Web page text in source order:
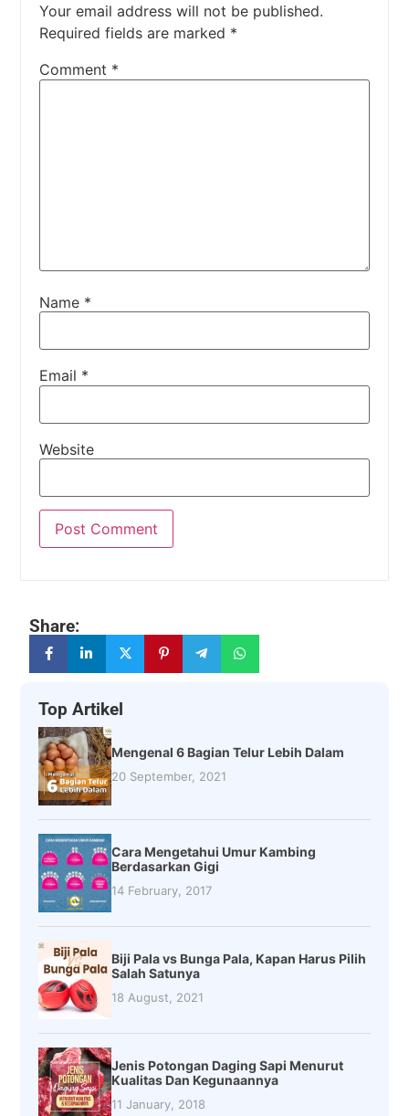
Your email address will not be published.
Required fields are marked *
Comment *
Name *
Email *
Website
Share:
Top Artikel
Mengenal 6 Bagian Telur Lebih Dalam
20 September, 2021
Cara Mengetahui Umur Kambing
Berdasarkan Gigi
14 February, 2017
Biji Pala vs Bunga Pala, Kapan Harus Pilih
Salah Satunya
18 August, 2021
Jenis Potongan Daging Sapi Menurut
Kualitas Dan Kegunaannya
11 January, 2018